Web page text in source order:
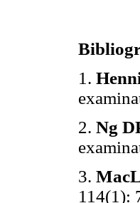
1.
2. Ng
3.
114(1):